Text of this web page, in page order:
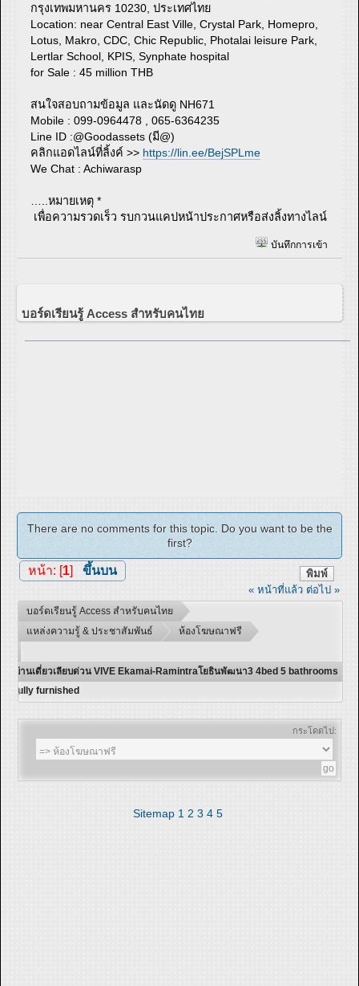
กรุงเทพมหานคร 10230, ประเทศไทย
Location: near Central East Ville, Crystal Park, Homepro,
Lotus, Makro, CDC, Chic Republic, Photalai leisure Park,
Lertlar School, KPIS, Synphate hospital
for Sale : 45 million THB
สนใจสอบถามข้อมูล และนัดดู NH671
Mobile : 099-0964478 , 065-6364235
Line ID :@Goodassets (มี@)
คลิกแอดไลน์ที่ลิ้งค์ >> https://lin.ee/BejSPLme
We Chat : Achiwarasp
…..หมายเหตุ *
เพื่อความรวดเร็ว รบกวนแคปหน้าประกาศหรือส่งลิ้งทางไลน์
บันทึกการเข้า
บอร์ดเรียนรู้ Access สำหรับคนไทย
There are no comments for this topic. Do you want to be the
first?
พิมพ์
หน้า: [ 1] ขึ้นบน
« หน้าที่แล้ว ต่อไป »
บอร์ดเรียนรู้ Access สำหรับคนไทย
แหล่งความรู้ & ประชาสัมพันธ์
ห้องโฆษณาฟรี
บ้านเดี่ยวเลียบด่วน VIVE Ekamai-Ramintraโยธินพัฒนา3 4bed 5 bathrooms
fully furnished
กระโดดไป:
Sitemap 1 2 3 4 5